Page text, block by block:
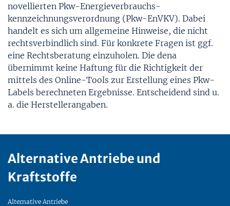
novellierten Pkw-Energie­verbrauchs­
kennzeichnungs­verordnung (Pkw-EnVKV). Dabei
handelt es sich um allgemeine Hinweise, die nicht
rechtsverbindlich sind. Für konkrete Fragen ist ggf.
eine Rechtsberatung einzuholen. Die dena
übernimmt keine Haftung für die Richtigkeit der
mittels des Online-Tools zur Erstellung eines Pkw-
Labels berechneten Ergebnisse. Entscheidend sind u.
a. die Herstellerangaben.
Alternative Antriebe und
Kraftstoffe
Alternative Antriebe